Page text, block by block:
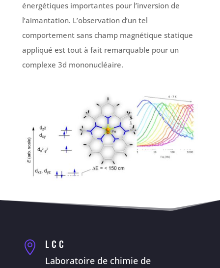
énergétiques importantes pour l’inversion de
l’aimantation. L’observation d’un tel
comportement sans champ magnétique statique
appliqué est tout à fait remarquable pour un
complexe 3d mononucléaire.
 LCC
Laboratoire de chimie de